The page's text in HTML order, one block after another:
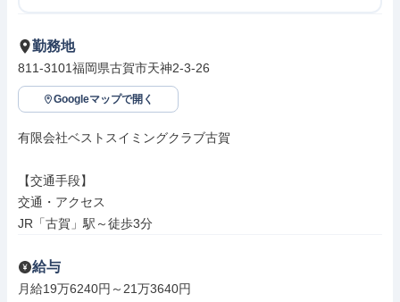
勤務地
811-3101福岡県古賀市天神2-3-26
Googleマップで開く
有限会社ベストスイミングクラブ古賀
【交通手段】
交通・アクセス
JR「古賀」駅～徒歩3分
給与
月給19万6240円～21万3640円